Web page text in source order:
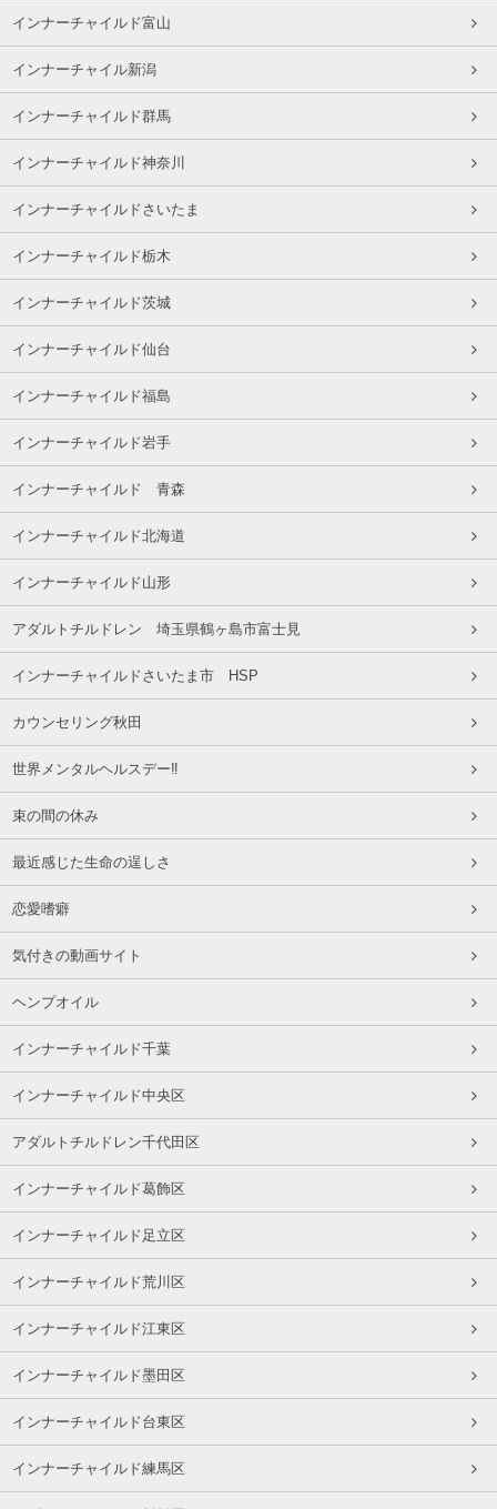
インナーチャイルド富山
インナーチャイル新潟
インナーチャイルド群馬
インナーチャイルド神奈川
インナーチャイルドさいたま
インナーチャイルド栃木
インナーチャイルド茨城
インナーチャイルド仙台
インナーチャイルド福島
インナーチャイルド岩手
インナーチャイルド 青森
インナーチャイルド北海道
インナーチャイルド山形
アダルトチルドレン 埼玉県鶴ヶ島市富士見
インナーチャイルドさいたま市 HSP
カウンセリング秋田
世界メンタルヘルスデー‼️
束の間の休み
最近感じた生命の逞しさ
恋愛嗜癖
気付きの動画サイト
ヘンプオイル
インナーチャイルド千葉
インナーチャイルド中央区
アダルトチルドレン千代田区
インナーチャイルド葛飾区
インナーチャイルド足立区
インナーチャイルド荒川区
インナーチャイルド江東区
インナーチャイルド墨田区
インナーチャイルド台東区
インナーチャイルド練馬区